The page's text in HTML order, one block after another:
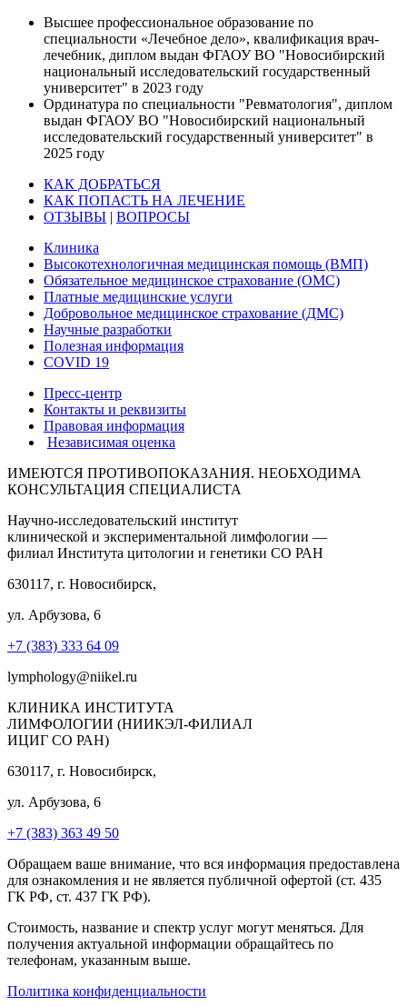
Высшее профессиональное образование по
специальности «Лечебное дело», квалификация врач-
лечебник, диплом выдан ФГАОУ ВО "Новосибирский
национальный исследовательский государственный
университет" в 2023 году
Ординатура по специальности "Ревматология", диплом
выдан ФГАОУ ВО "Новосибирский национальный
исследовательский государственный университет" в
2025 году
КАК ДОБРАТЬСЯ
КАК ПОПАСТЬ НА ЛЕЧЕНИЕ
ОТЗЫВЫ | ВОПРОСЫ
Клиника
Высокотехнологичная медицинская помощь (ВМП)
Обязательное медицинское страхование (ОМС)
Платные медицинские услуги
Добровольное медицинское страхование (ДМС)
Научные разработки
Полезная информация
COVID 19
Пресс-центр
Контакты и реквизиты
Правовая информация
Независимая оценка
ИМЕЮТСЯ ПРОТИВОПОКАЗАНИЯ. НЕОБХОДИМА
КОНСУЛЬТАЦИЯ СПЕЦИАЛИСТА
Научно-исследовательский институт
клинической и экспериментальной лимфологии —
филиал Института цитологии и генетики СО РАН
630117, г. Новосибирск,
ул. Арбузова, 6
+7 (383) 333 64 09
lymphology@niikel.ru
КЛИНИКА ИНСТИТУТА
ЛИМФОЛОГИИ (НИИКЭЛ-ФИЛИАЛ
ИЦИГ СО РАН)
630117, г. Новосибирск,
ул. Арбузова, 6
+7 (383) 363 49 50
Обращаем ваше внимание, что вся информация предоставлена
для ознакомления и не является публичной офертой (ст. 435
ГК РФ, ст. 437 ГК РФ).
Стоимость, название и спектр услуг могут меняться. Для
получения актуальной информации обращайтесь по
телефонам, указанным выше.
Политика конфиденциальности